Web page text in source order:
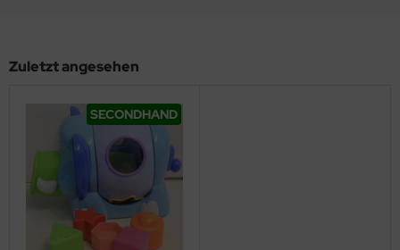
Zuletzt angesehen
SECONDHAND